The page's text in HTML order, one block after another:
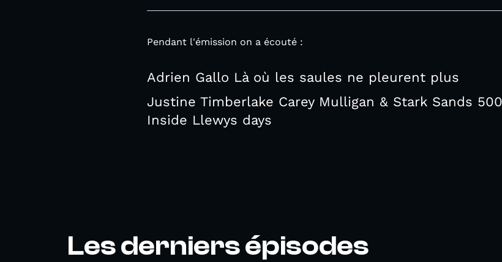
Pendant l'émission on a écouté :
Adrien Gallo Là où les saules ne pleurent plus
Justine Timberlake Carey Mulligan & Stark Sands
Inside Llewys days
Les derniers épisodes